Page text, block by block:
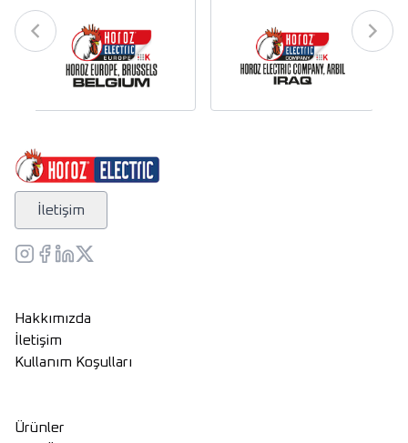
İletişim
Hakkımızda
İletişim
Kullanım Koşulları
Ürünler